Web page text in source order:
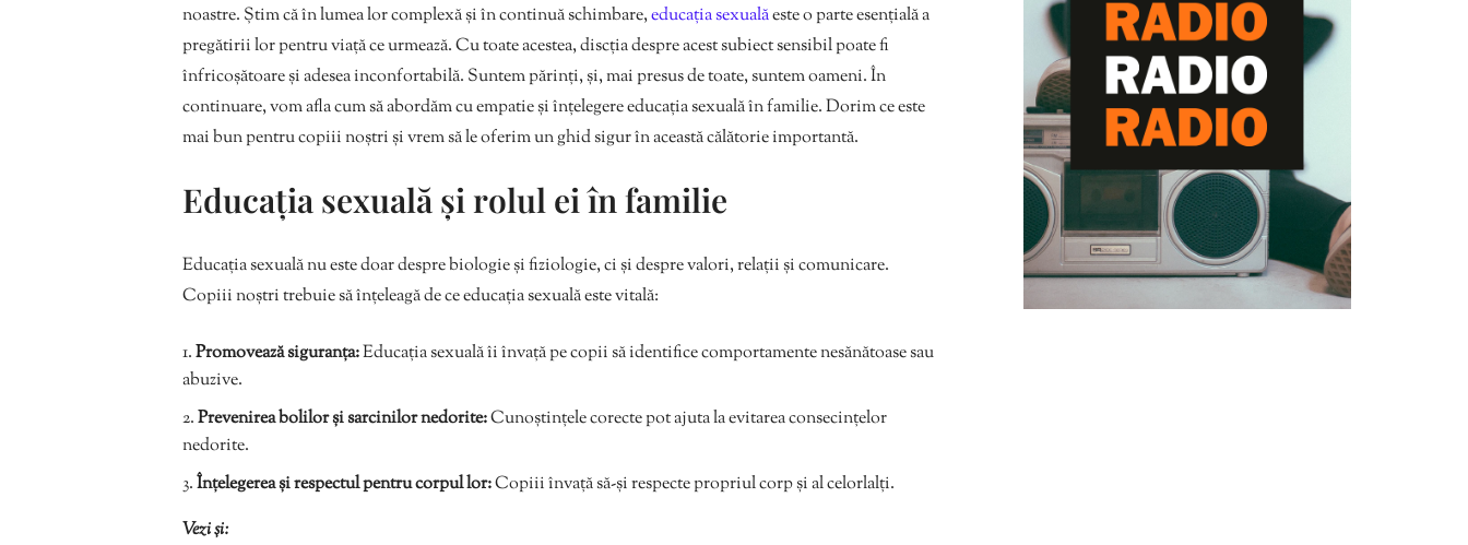
noastre. Știm că în lumea lor complexă și în continuă schimbare,educația sexualăeste o parte esențială a
pregătirii lor pentru viață ce urmează. Cu toate acestea, discția despre acest subiect sensibil poate fi
înfricoșătoare și adesea inconfortabilă. Suntem părinți, și, mai presus de toate, suntem oameni. În
continuare, vom afla cum să abordăm cu empatie și înțelegere educația sexuală în familie. Dorim ce este
mai bun pentru copiii noștri și vrem să le oferim un ghid sigur în această călătorie importantă.
Educația sexuală și rolul ei în familie
Educația sexuală nu este doar despre biologie și fiziologie, ci și despre valori, relații și comunicare.
Copiii noștri trebuie să înțeleagă de ce educația sexuală este vitală:
Promovează siguranța:Educația sexuală îi învață pe copii să identifice comportamente nesănătoase sau
abuzive.
Prevenirea bolilor și sarcinilor nedorite:Cunoștințele corecte pot ajuta la evitarea consecințelor
nedorite.
Înțelegerea și respectul pentru corpul lor:Copiii învață să-și respecte propriul corp și al celorlalți.
Vezi și: